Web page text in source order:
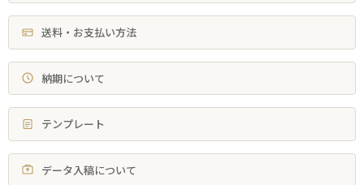
送料・お支払い方法
納期について
テンプレート
データ入稿について